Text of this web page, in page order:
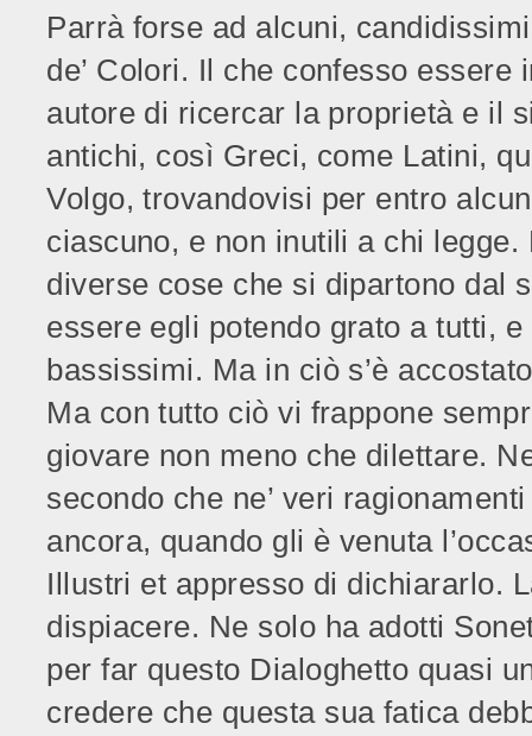
Parrà forse ad alcuni,
de’ Colori. Il che confesso
autore di ricercar la proprietà e il
antichi, così Greci, come Latini,
Volgo, trovandovisi per entro
ciascuno, e non inutili a chi
diverse cose che si dipartono dal
essere egli potendo grato a tutti,
bassissimi. Ma in ciò s’è
Ma con tutto ciò vi frappone
giovare non meno che dilettare.
secondo che ne’ veri
ancora, quando gli è venuta
Illustri et appresso di dichiararlo.
dispiacere. Ne solo ha adotti
per far questo Dialoghetto quasi
credere che questa sua fatica